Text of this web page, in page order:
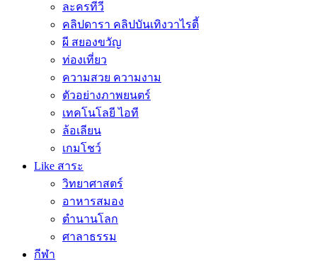
ละครทีวี
คลิปดารา คลิปบันเทิงวาไรตี้
ผี สยองขวัญ
ท่องเที่ยว
ความสวย ความงาม
ตัวอย่างภาพยนตร์
เทคโนโลยี ไอที
ล้อเลียน
เกมโชว์
Like สาระ
วิทยาศาสตร์
อาหารสมอง
ตำนานโลก
ศาลาธรรม
กีฬา